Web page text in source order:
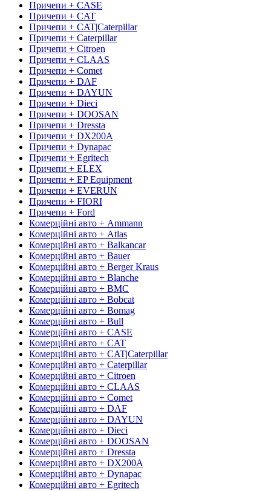
Причепи + CASE
Причепи + CAT
Причепи + CAT|Caterpillar
Причепи + Caterpillar
Причепи + Citroen
Причепи + CLAAS
Причепи + Comet
Причепи + DAF
Причепи + DAYUN
Причепи + Dieci
Причепи + DOOSAN
Причепи + Dressta
Причепи + DX200A
Причепи + Dynapac
Причепи + Egritech
Причепи + ELEX
Причепи + EP Equipment
Причепи + EVERUN
Причепи + FIORI
Причепи + Ford
Комерційні авто + Ammann
Комерційні авто + Atlas
Комерційні авто + Balkancar
Комерційні авто + Bauer
Комерційні авто + Berger Kraus
Комерційні авто + Blanche
Комерційні авто + BMC
Комерційні авто + Bobcat
Комерційні авто + Bomag
Комерційні авто + Bull
Комерційні авто + CASE
Комерційні авто + CAT
Комерційні авто + CAT|Caterpillar
Комерційні авто + Caterpillar
Комерційні авто + Citroen
Комерційні авто + CLAAS
Комерційні авто + Comet
Комерційні авто + DAF
Комерційні авто + DAYUN
Комерційні авто + Dieci
Комерційні авто + DOOSAN
Комерційні авто + Dressta
Комерційні авто + DX200A
Комерційні авто + Dynapac
Комерційні авто + Egritech